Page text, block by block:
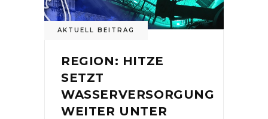
AKTUELL BEITRAG
REGION: HITZE
SETZT
WASSERVERSORGUNG
WEITER UNTER